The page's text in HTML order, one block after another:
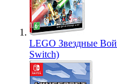
LEGO Звездные
Switch)